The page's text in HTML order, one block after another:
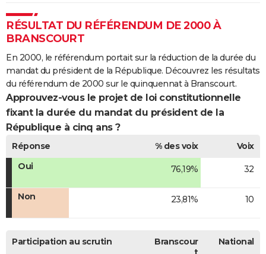
RÉSULTAT DU RÉFÉRENDUM DE 2000 À
BRANSCOURT
En 2000, le référendum portait sur la réduction de la durée du
mandat du président de la République. Découvrez les résultats
du référendum de 2000 sur le quinquennat à Branscourt.
Approuvez-vous le projet de loi constitutionnelle
fixant la durée du mandat du président de la
République à cinq ans ?
Réponse % des voix
Voix
Oui
76,19% 32
Non 23,81% 10
Participation au scrutin
Branscour
National